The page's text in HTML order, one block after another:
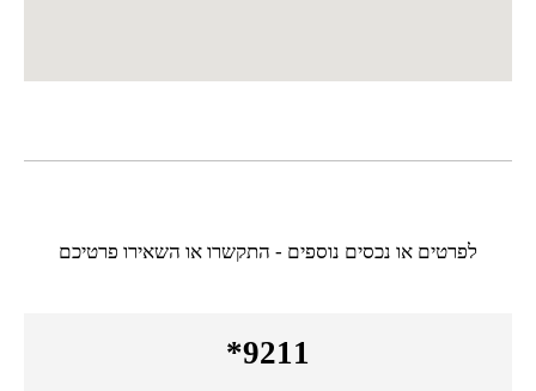
לפרטים או נכסים נוספים - התקשרו או השאירו פרטיכם
9211*